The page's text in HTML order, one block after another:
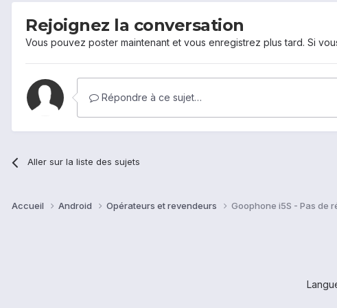
Rejoignez la conversation
Vous pouvez poster maintenant et vous enregistrez plus tard. Si
Répondre à ce sujet…
Aller sur la liste des sujets
Accueil Android Opérateurs et revendeurs Goophone i5S - Pas de